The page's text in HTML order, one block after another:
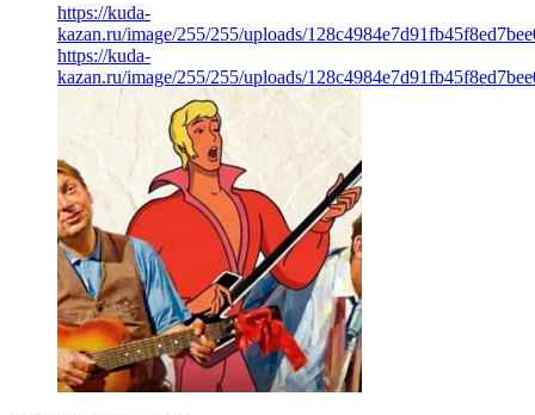
https://kuda-
kazan.ru/image/255/255/uploads/
https://kuda-
kazan.ru/image/255/255/uploads/